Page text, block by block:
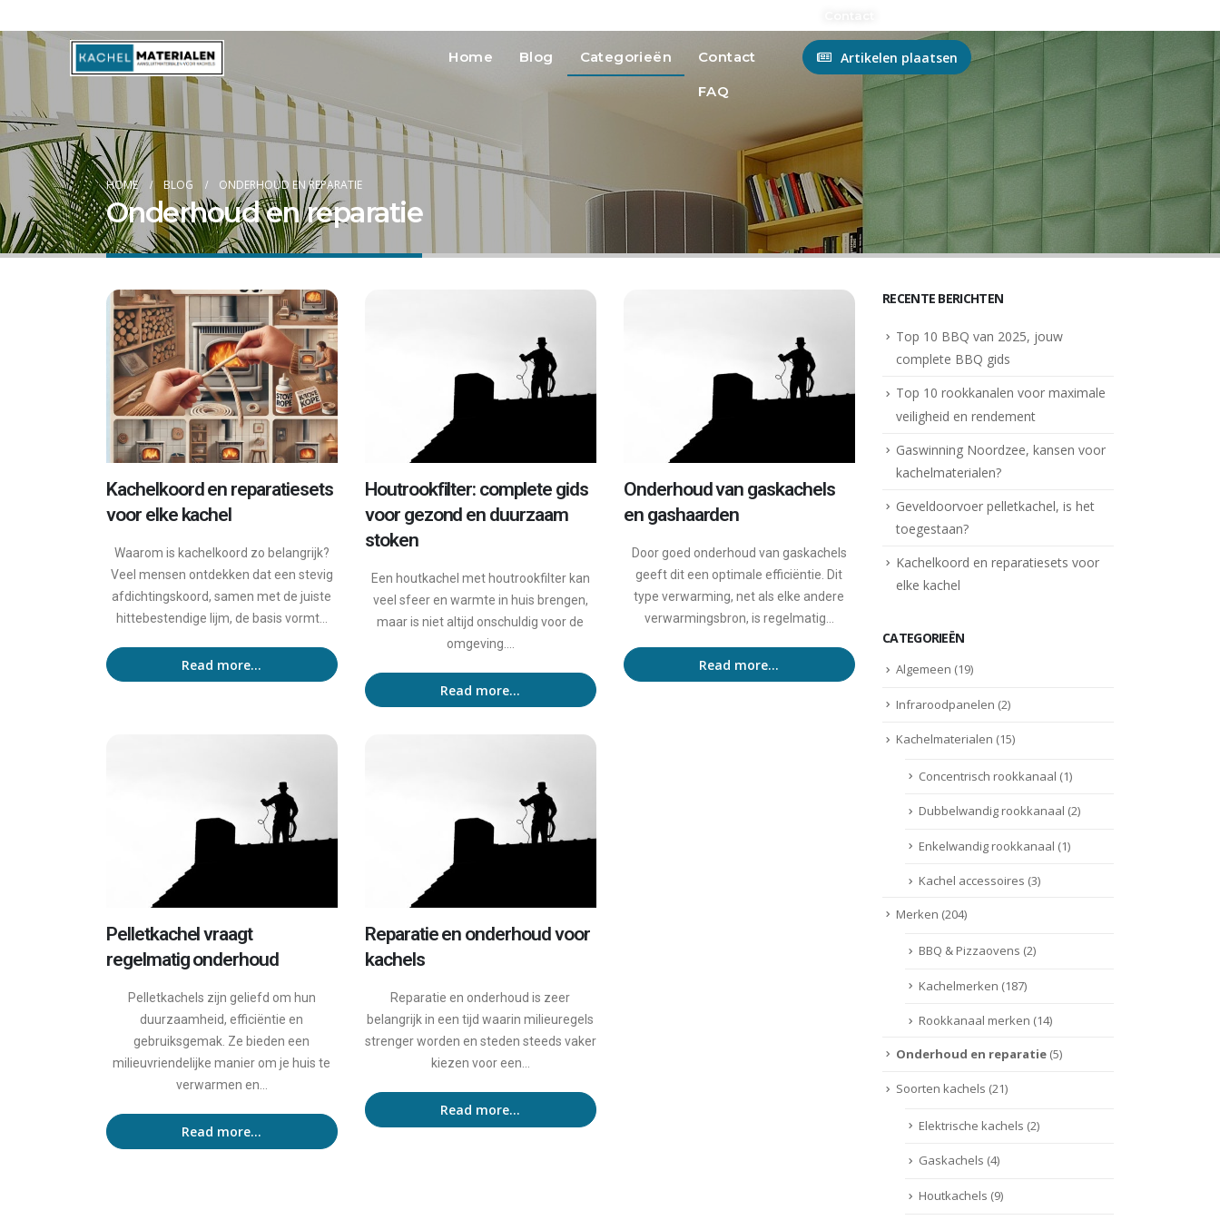
Home Blog Categorieën
Contact
FAQ
Artikelen plaatsen
HOME BLOG ONDERHOUD EN REPARATIE
Onderhoud en reparatie
Kachelkoord en reparatiesets
voor elke kachel
Waarom is kachelkoord zo belangrijk?
Veel mensen ontdekken dat een stevig
afdichtingskoord, samen met de juiste
hittebestendige lijm, de basis vormt...
Read more...
Houtrookfilter: complete gids
voor gezond en duurzaam
stoken
Een houtkachel met houtrookfilter kan
veel sfeer en warmte in huis brengen,
maar is niet altijd onschuldig voor de
omgeving....
Read more...
Onderhoud van gaskachels
en gashaarden
Door goed onderhoud van gaskachels
geeft dit een optimale efficiëntie. Dit
type verwarming, net als elke andere
verwarmingsbron, is regelmatig...
Read more...
Pelletkachel vraagt
regelmatig onderhoud
Pelletkachels zijn geliefd om hun
duurzaamheid, efficiëntie en
gebruiksgemak. Ze bieden een
milieuvriendelijke manier om je huis te
verwarmen en...
Read more...
Reparatie en onderhoud voor
kachels
Reparatie en onderhoud is zeer
belangrijk in een tijd waarin milieuregels
strenger worden en steden steeds vaker
kiezen voor een...
Read more...
RECENTE BERICHTEN
Top 10 BBQ van 2025, jouw
complete BBQ gids
Top 10 rookkanalen voor maximale
veiligheid en rendement
Gaswinning Noordzee, kansen voor
kachelmaterialen?
Geveldoorvoer pelletkachel, is het
toegestaan?
Kachelkoord en reparatiesets voor
elke kachel
CATEGORIEËN
Algemeen (19)
Infraroodpanelen (2)
Kachelmaterialen (15)
Concentrisch rookkanaal (1)
Dubbelwandig rookkanaal (2)
Enkelwandig rookkanaal (1)
Kachel accessoires (3)
Merken (204)
BBQ & Pizzaovens (2)
Kachelmerken (187)
Rookkanaal merken (14)
Onderhoud en reparatie (5)
Soorten kachels (21)
Elektrische kachels (2)
Gaskachels (4)
Houtkachels (9)